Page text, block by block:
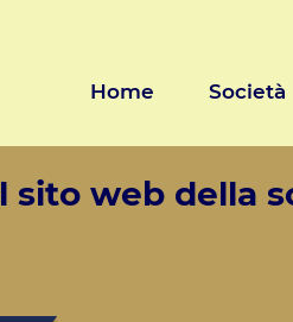
Home Società
web della